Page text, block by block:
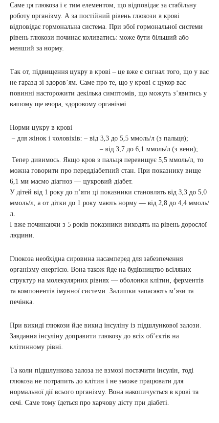
Саме ця глюкоза і є тим елементом, що відповідає за стабільну
роботу організму. А за постійний рівень глюкози в крові
відповідає гормональна система. При збої гормональної системи
рівень глюкози починає коливатись: може бути більший або
менший за норму.
Так от, підвищення цукру в крові – це вже є сигнал того, що у вас
не гаразд зі здоров’ям. Саме про те, що у крові є цукор вас
повинні насторожити декілька симптомів, що можуть з’явитись у
вашому ще вчора, здоровому організмі.
Норми цукру в крові
– для жінок і чоловіків: – від 3,3 до 5,5 ммоль/л (з пальця);
– від 3,7 до 6,1 ммоль/л (з вени);
Тепер дивимось. Якщо кров з пальця перевищує 5,5 ммоль/л, то
можна говорити про переддіабетний стан. При показнику вище
6,1 ми маємо діагноз — цукровий діабет.
У дітей від 1 року до п’яти ці показники становлять від 3,3 до 5,0
ммоль/л, а от дітки до 1 року мають норму — від 2,8 до 4,4 ммоль/
л.
І вже починаючи з 5 років показники виходять на рівень дорослої
людини.
Глюкоза необхідна сировина насамперед для забезпечення
організму енергією. Вона також йде на будівництво всіляких
структур на молекулярних рівнях — оболонки клітин, ферментів
та компонентів імунної системи. Залишки запасають м’язи та
печінка.
При викиді глюкози йде викид інсуліну із підшлункової залози.
Завдання інсуліну доправити глюкозу до всіх об’єктів на
клітинному рівні.
Та коли підшлункова залоза не взмозі постачити інсулін, тоді
глюкоза не потрапить до клітин і не зможе працювати для
нормальної дії всього організму. Вона накопичується в крові та
сечі. Саме тому їдеться про харчову дієту при діабеті.